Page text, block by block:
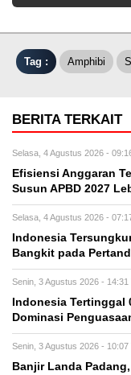
Tag : Amphibi
BERITA TERKAIT
Selasa, 4 Agustus 2026 -
Efisiensi Anggaran
Susun APBD 2027
Selasa, 4 Agustus 2026 -
Indonesia
Bangkit pada
Senin, 3 Agustus 2026 - 14:31
Indonesia Tertinggal
Dominasi
Senin, 3 Agustus 2026 - 10:07
Banjir Landa